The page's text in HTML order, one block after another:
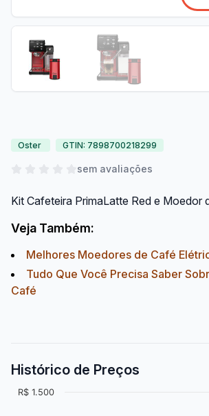
Oster GTIN: 7898700218299
sem avaliações
Kit Cafeteira PrimaLatte Red e Moedor
Veja Também:
Melhores Moedores de Café
Tudo Que Você Precisa Saber
Café
Histórico de Preços
R$ 1.500